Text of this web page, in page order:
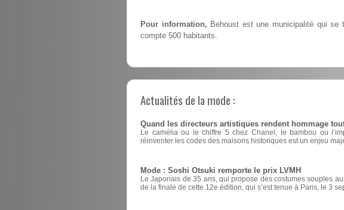
Pour information, Behoust est une municipalité qui se
compte 500 habitants.
Actualités de la mode :
Quand les directeurs artistiques rendent hommage
Le camélia ou le chiffre 5 chez Chanel, le bambou ou
réinventer les codes des maisons historiques est un enjeu
Mode : Soshi Otsuki remporte le prix LVMH
Le Japonais de 35 ans, qui propose des costumes souples
de la finale de cette 12e édition, qui s’est tenue à Paris, le 3